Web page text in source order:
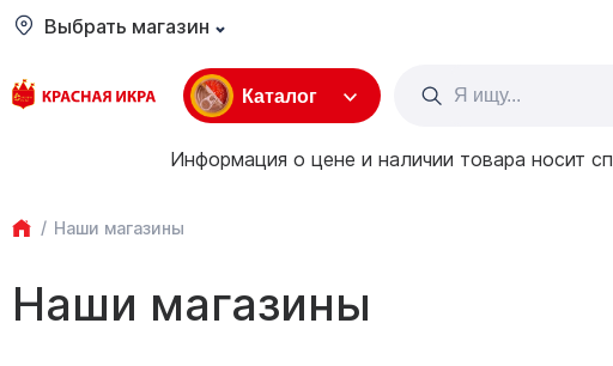
Выбрать магазин
Каталог
Информация о цене и наличии товара носит
Наши магазины
Наши магазины